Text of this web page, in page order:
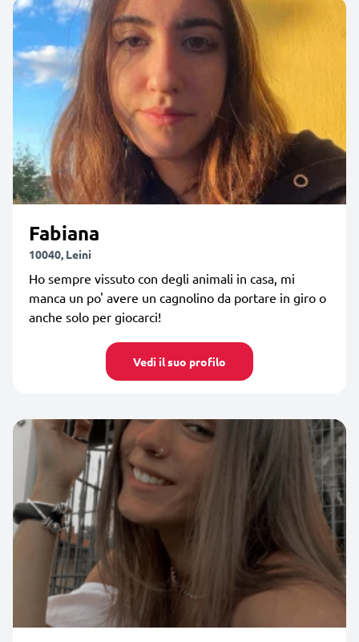
Fabiana
10040, Leini
Ho sempre vissuto con degli animali in casa, mi
manca un po' avere un cagnolino da portare in giro o
anche solo per giocarci!
Vedi il suo profilo